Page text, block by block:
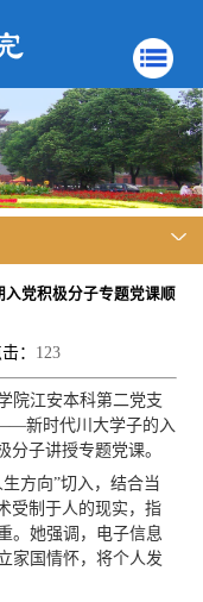
党积极分子专题党课顺
： 123
院江安本科第二党支
新时代川大学子的入
分子讲授专题党课。
方向”切入，结合当
受制于人的现实，指
。她强调，电子信息
家国情怀，将个人发